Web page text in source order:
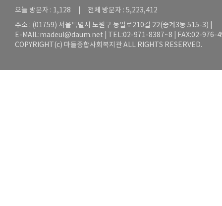
오늘 방문자 : 1,128 | 전체 방문자 : 5,223,412
주소 : (01759) 서울특별시 노원구 동일로210길 22(중계3동 515-3) |
E-MAIL:madeul@daum.net | TEL:02-971-8387~8 | FAX:02-976-
COPYRIGHT(c) 마들종합사회복지관 ALL RIGHTS RESERVED.